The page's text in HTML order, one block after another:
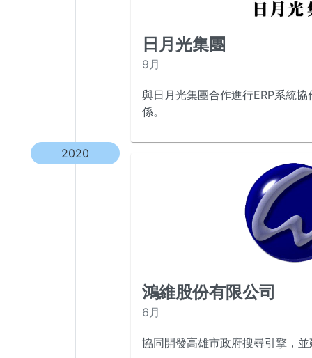
日月光集團
9月
與日月光集團合作進行ERP系統
係。
2020
鴻維股份有限公司
6月
協同開發高雄市政府搜尋引擎，